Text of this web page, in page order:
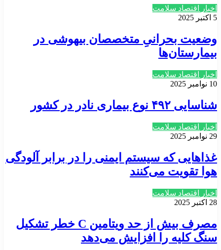
اخبار اقتصاد سلامت
5 اکتبر 2025
وضعیت بحرانیِ متخصصان بیهوشی در
بیمارستان‌ها
اخبار اقتصاد سلامت
10 نوامبر 2025
شناسایی ۴۹۲ نوع بیماری نادر در کشور
اخبار اقتصاد سلامت
29 نوامبر 2025
غذاهایی که سیستم ایمنی را در برابر آلودگی
هوا تقویت می‌کنند
اخبار اقتصاد سلامت
28 اکتبر 2025
مصرف بیش از حد ویتامین C خطر تشکیل
سنگ کلیه را افزایش می‌دهد